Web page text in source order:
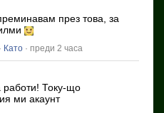
през това, за
· Като · преди 2 часа
работи! Току-що
ми акаунт